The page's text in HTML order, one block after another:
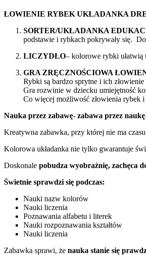
ŁOWIENIE RYBEK UKŁADANKA
SORTER/UKŁADANKA
podstawie i rybkach pokrywały się.
LICZYDŁO– kolorowe rybki ułatwią
GRA ZRĘCZNOŚCIOWA
Rybki są bardzo sprytne i ich
Gra rozwinie w dziecku umiejętność
Co więcej możliwość złowienia rybek
Nauka przez zabawę- zabawa przez
Kreatywna zabawka, przy której nie ma
Kolorowa układanka nie tylko gwarantuje
Doskonale pobudza wyobraźnię, zachęca
Świetnie sprawdzi się podczas:
Nauki nazw kolorów
Nauki liczenia
Poznawania alfabetu i literek
Nauki rozpoznawania kształtów
Nauki liczenia
Zabawka sprawi, że nauka stanie się